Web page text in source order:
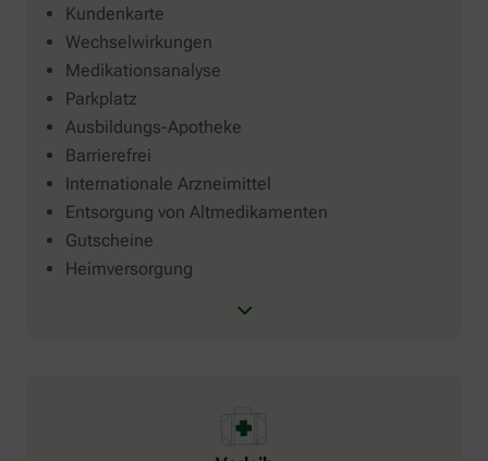
Kundenkarte
Wechselwirkungen
Medikationsanalyse
Parkplatz
Ausbildungs-Apotheke
Barrierefrei
Internationale Arzneimittel
Entsorgung von Altmedikamenten
Gutscheine
Heimversorgung